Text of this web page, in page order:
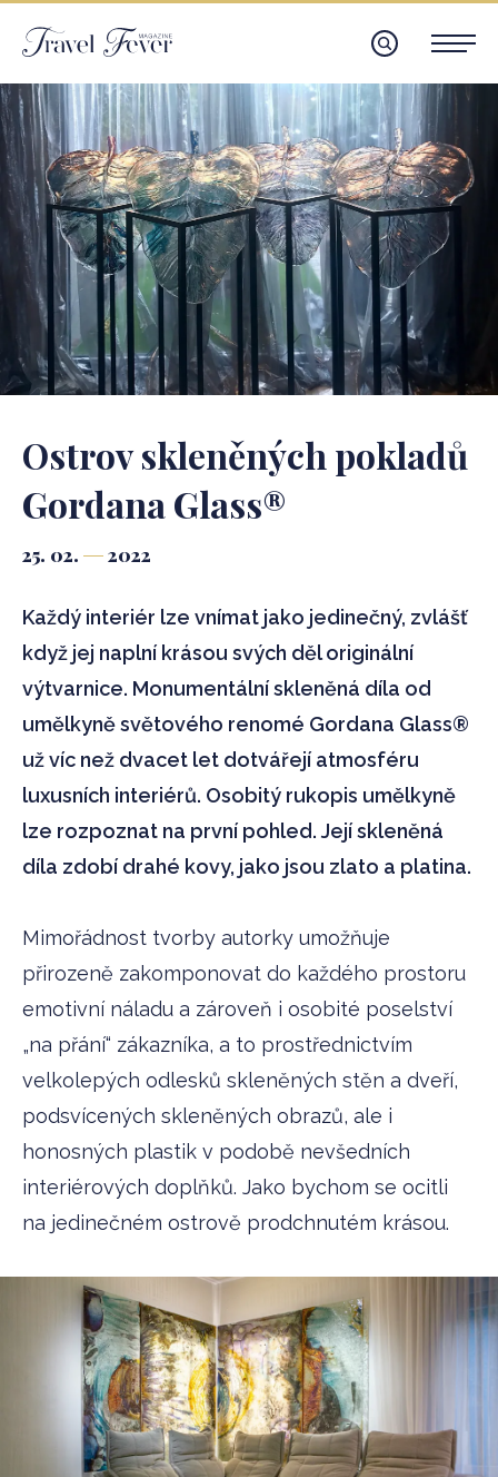
Ostrov skleněných pokladů
Gordana Glass®
25. 02. 2022
Každý interiér lze vnímat jako jedinečný, zvlášť
když jej naplní krásou svých děl originální
výtvarnice. Monumentální skleněná díla od
umělkyně světového renomé Gordana Glass®
už víc než dvacet let dotvářejí atmosféru
luxusních interiérů. Osobitý rukopis umělkyně
lze rozpoznat na první pohled. Její skleněná
díla zdobí drahé kovy, jako jsou zlato a platina.
Mimořádnost tvorby autorky umožňuje
přirozeně zakomponovat do každého prostoru
emotivní náladu a zároveň i osobité poselství
„na přání“ zákazníka, a to prostřednictvím
velkolepých odlesků skleněných stěn a dveří,
podsvícených skleněných obrazů, ale i
honosných plastik v podobě nevšedních
interiérových doplňků. Jako bychom se ocitli
na jedinečném ostrově prodchnutém krásou.